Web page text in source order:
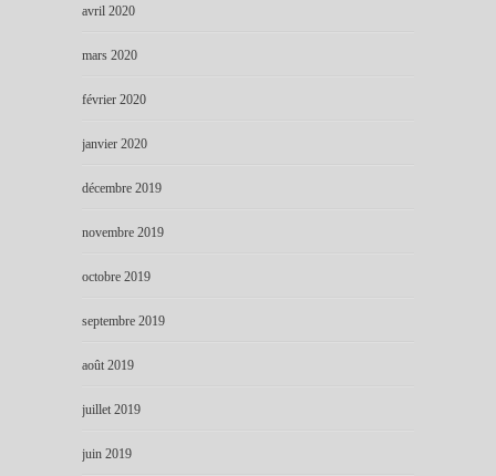
avril 2020
mars 2020
février 2020
janvier 2020
décembre 2019
novembre 2019
octobre 2019
septembre 2019
août 2019
juillet 2019
juin 2019